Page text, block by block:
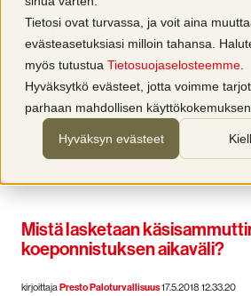
Tietosi ovat turvassa, ja voit aina
evästeasetuksiasi milloin tahansa.
myös tutustua Tietosuojaselosteemme
Hyväksytkö evästeet, jotta voimme
parhaan mahdollisen
Hyväksyn evästeet
Usein kysytyt kysymykset
Mistä lasketaan
koeponnistuksen aikaväli?
kirjoittaja Presto Paloturvallisuus17.5.2018 12.33.20